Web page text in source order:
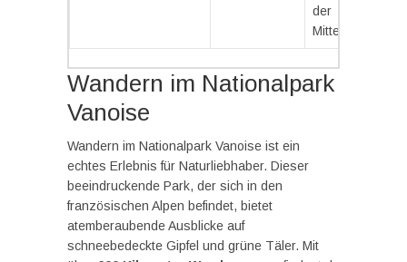
der
Mittelmeerküste.
Wandern im Nationalpark
Vanoise
Wandern im Nationalpark Vanoise ist ein
echtes Erlebnis für Naturliebhaber. Dieser
beeindruckende Park, der sich in den
französischen Alpen befindet, bietet
atemberaubende Ausblicke auf
schneebedeckte Gipfel und grüne Täler. Mit